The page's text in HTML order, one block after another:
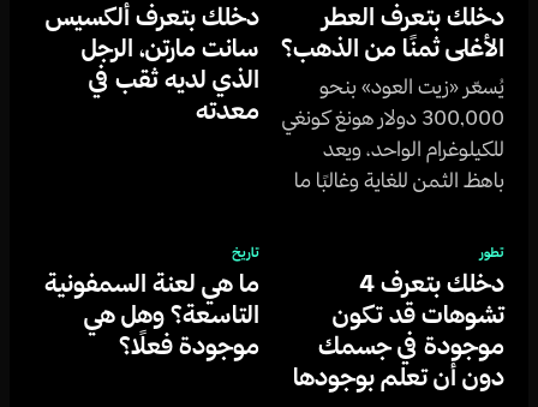
دخلك بتعرف العطر
الأغلى ثمنًا من الذهب؟
يُسعّر «زيت العود» بنحو
300,000 دولار هونغ كونغي
للكيلوغرام الواحد، ويعد
باهظ الثمن للغاية وغالبًا ما
دخلك بتعرف ألكسيس
سانت مارتن، الرجل
الذي لديه ثقب في
معدته
تطور
دخلك بتعرف 4
تشوهات قد تكون
موجودة في جسمك
دون أن تعلم بوجودها
تاريخ
ما هي لعنة السمفونية
التاسعة؟ وهل هي
موجودة فعلًا؟